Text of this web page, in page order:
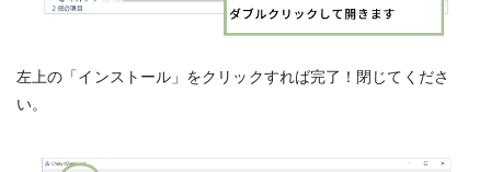
左上の「インストール」をクリックすれば完了！閉じてくださ
い。